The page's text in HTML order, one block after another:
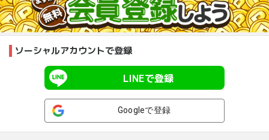
ソーシャルアカウントで登録
LINEで登録
Googleで登録